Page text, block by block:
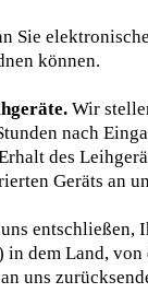
Sie
können.
Wir
nach
des
Geräts an
entschließen,
dem Land,
uns